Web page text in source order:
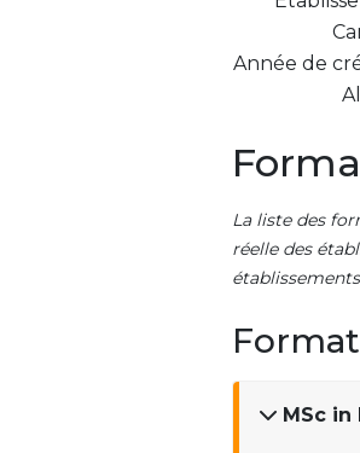
Année de
La liste des
réelle des
MSc